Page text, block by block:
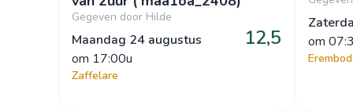
Gegeven door Hilde
Maandag 24 augustus
om 17:00u
12,5
Zaffelare
om